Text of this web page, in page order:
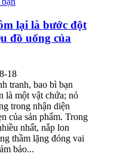
lại là bước đột
đồ uống của
18
tranh, bao bì bạn
là một vật chứa; nó
trong nhận diện
của sản phẩm. Trong
nhất, nắp lon
thầm lặng đóng vai
bảo...